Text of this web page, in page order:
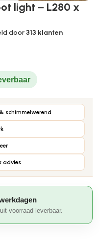
light – L280 x
door313 klanten
schimmelwerend
advies
voorraad leverbaar.